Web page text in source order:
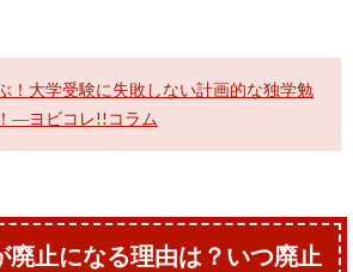
！大学受験に失敗しない計画的な独学勉
―ヨビコレ!!コラム
廃止になる理由は？いつ廃止